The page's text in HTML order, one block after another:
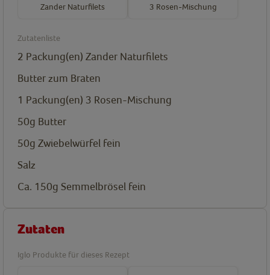
Zander Naturfilets 3 Rosen-Mischung
Zutatenliste
2 Packung(en) Zander Naturfilets
Butter zum Braten
1 Packung(en) 3 Rosen-Mischung
50g Butter
50g Zwiebelwürfel fein
Salz
Ca. 150g Semmelbrösel fein
Zutaten
Iglo Produkte für dieses Rezept